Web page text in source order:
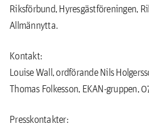
Riksförbund, Hyresgästföreningen,
Allmännytta.
Kontakt:
Louise Wall, ordförande Nils
Thomas Folkesson, EKAN-gruppen,
Presskontakter: